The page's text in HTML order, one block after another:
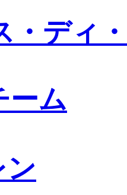
・ディ
ーム
ン